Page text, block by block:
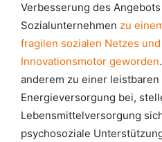
Verbesserung des
Sozialunternehmen zu
fragilen sozialen Netzes
Innovationsmotor geworden
anderem zu einer
Energieversorgung bei,
Lebensmittelversorgung
psychosoziale